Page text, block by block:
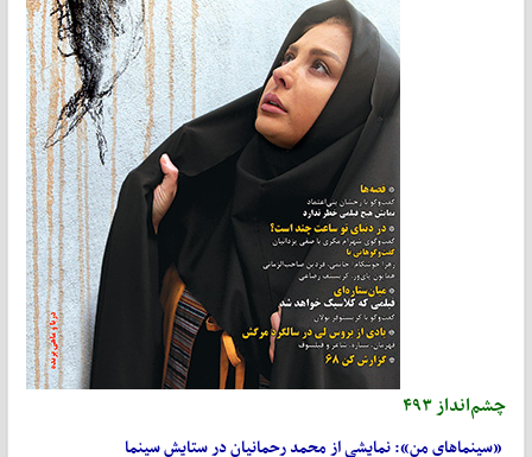
چشم‌انداز ۴۹۳
«سینماهای من»: نمایشی از محمد رحمانیان در ستایش سینما